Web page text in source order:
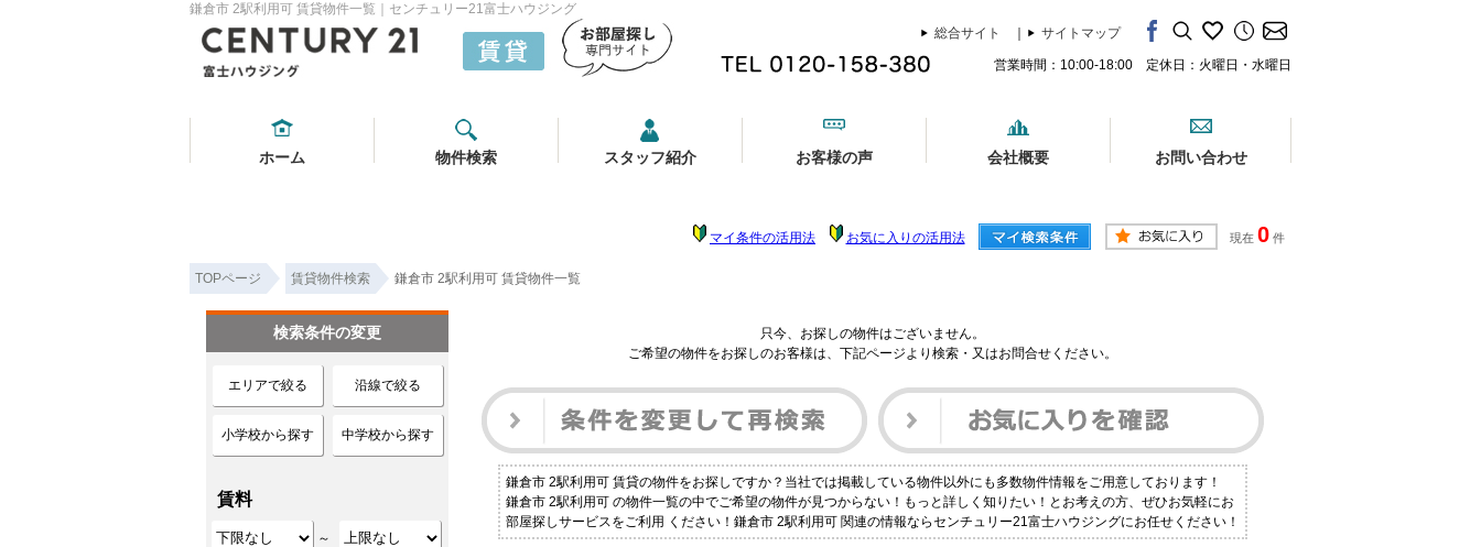
鎌倉市 2駅利用可 賃貸物件一覧｜センチュリー21富士ハウジング
総合サイト
サイトマップ
営業時間：10:00-18:00 定休日：火曜日・水曜日
ホーム 物件検索 スタッフ紹介 お客様の声 会社概要 お問い合わせ
マイ条件の活用法 お気に入りの活用法 現在 0 件
TOPページ 賃貸物件検索 鎌倉市 2駅利用可 賃貸物件一覧
只今、お探しの物件はございません。
ご希望の物件をお探しのお客様は、下記ページより検索・又はお問合せください。
鎌倉市 2駅利用可 賃貸の物件をお探しですか？当社では掲載している物件以外にも多数物件情報をご用意しております！
鎌倉市 2駅利用可 の物件一覧の中でご希望の物件が見つからない！もっと詳しく知りたい！とお考えの方、ぜひお気軽にお
部屋探しサービスをご利用 ください！鎌倉市 2駅利用可 関連の情報ならセンチュリー21富士ハウジングにお任せください！
検索条件の変更
エリアで絞る 沿線で絞る
小学校から探す 中学校から探す
賃料
～